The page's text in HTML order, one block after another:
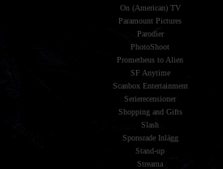
On (American) TV
Paramount Pictures
Parodier
PhotoShoot
Prometheus to Alien
SF Anytime
Scanbox Entertainment
Serierecensioner
Shopping and Gifts
Slash
Sponsrade Inlägg
Stand-up
Streama